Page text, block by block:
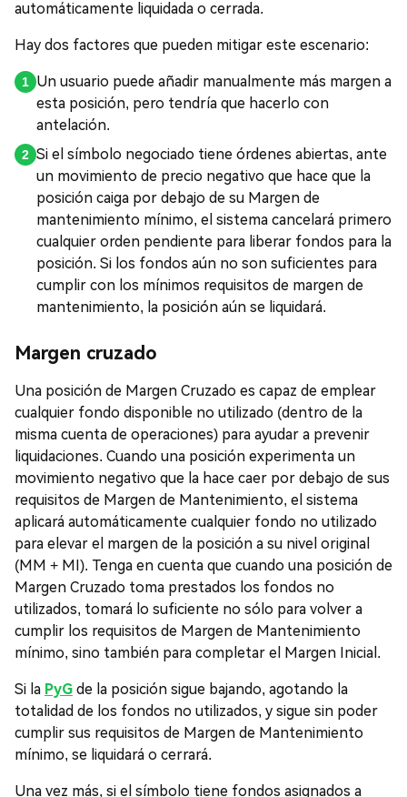
automáticamente liquidada o cerrada.
Hay dos factores que pueden mitigar este escenario:
Un usuario puede añadir manualmente más margen a
esta posición, pero tendría que hacerlo con
antelación.
Si el símbolo negociado tiene órdenes abiertas, ante
un movimiento de precio negativo que hace que la
posición caiga por debajo de su Margen de
mantenimiento mínimo, el sistema cancelará primero
cualquier orden pendiente para liberar fondos para la
posición. Si los fondos aún no son suficientes para
cumplir con los mínimos requisitos de margen de
mantenimiento, la posición aún se liquidará.
Margen cruzado
Una posición de Margen Cruzado es capaz de emplear
cualquier fondo disponible no utilizado (dentro de la
misma cuenta de operaciones) para ayudar a prevenir
liquidaciones. Cuando una posición experimenta un
movimiento negativo que la hace caer por debajo de sus
requisitos de Margen de Mantenimiento, el sistema
aplicará automáticamente cualquier fondo no utilizado
para elevar el margen de la posición a su nivel original
(MM + MI). Tenga en cuenta que cuando una posición de
Margen Cruzado toma prestados los fondos no
utilizados, tomará lo suficiente no sólo para volver a
cumplir los requisitos de Margen de Mantenimiento
mínimo, sino también para completar el Margen Inicial.
Si la PyG de la posición sigue bajando, agotando la
totalidad de los fondos no utilizados, y sigue sin poder
cumplir sus requisitos de Margen de Mantenimiento
mínimo, se liquidará o cerrará.
Una vez más, si el símbolo tiene fondos asignados a